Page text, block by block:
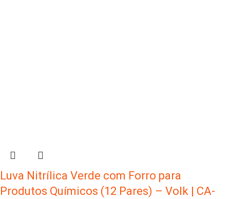
Luva Nitrílica Verde com Forro para
Produtos Químicos (12 Pares) – Volk | CA-